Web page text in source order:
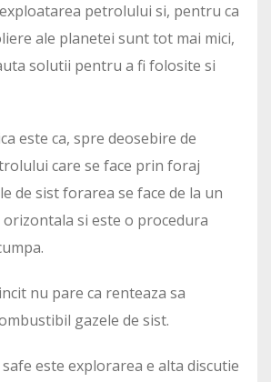
petrolului si, pentru ca
ale planetei sunt tot mai mici,
solutii pentru a fi folosite si
este ca, spre deosebire de
care se face prin foraj
de sist forarea se face de la un
si este o procedura
nu pare ca renteaza sa
gazele de sist.
este explorarea e alta discutie